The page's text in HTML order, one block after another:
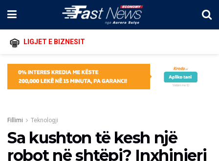
LIGJET E BIZNESIT
Fillimi Teknologji
Sa kushton të kesh një
robot në shtëpi? Inxhinieri